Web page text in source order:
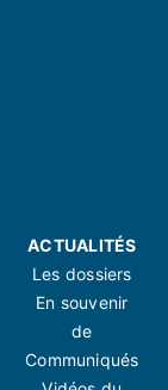
ACTUALITÉS
Les dossiers
En souvenir
de
Communiqués